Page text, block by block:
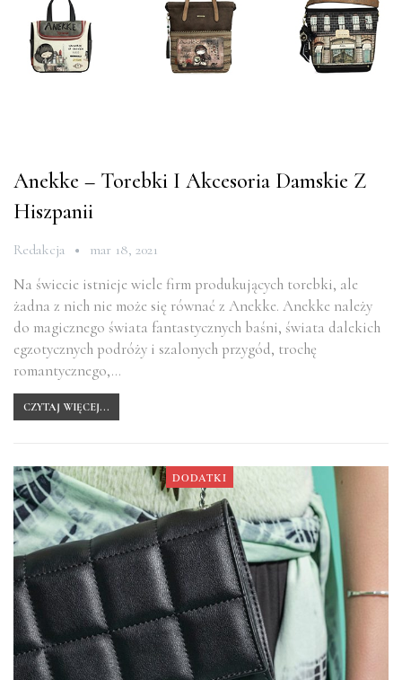
Anekke – Torebki I Akcesoria Damskie Z
Hiszpanii
Redakcja mar 18, 2021
Na świecie istnieje wiele firm produkujących torebki, ale
żadna z nich nie może się równać z Anekke. Anekke należy
do magicznego świata fantastycznych baśni, świata dalekich
egzotycznych podróży i szalonych przygód, trochę
romantycznego,…
CZYTAJ WIĘCEJ...
DODATKI